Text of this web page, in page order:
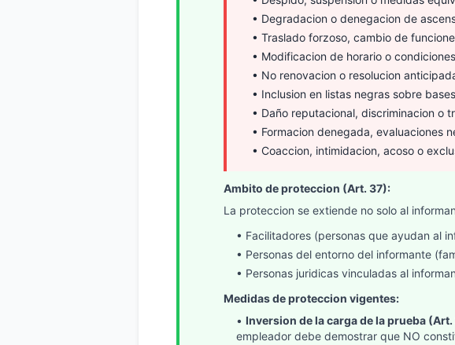
• Degradacion o denegacion de
• Traslado forzoso, cambio de
• Modificacion de horario o
• No renovacion o resolucion
• Inclusion en listas negras sobre
• Daño reputacional, discriminacion o
• Formacion denegada, evaluaciones
• Coaccion, intimidacion, acoso o
Ambito de proteccion (Art. 37):
La proteccion se extiende no solo al
• Facilitadores (personas que ayudan al
• Personas del entorno del informante
• Personas juridicas vinculadas al
Medidas de proteccion vigentes:
• Inversion de la carga de la prueba
empleador debe demostrar que NO